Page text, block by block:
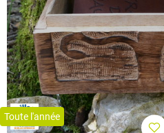
Toute l'année